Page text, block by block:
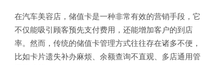
在汽车美容店，储值卡是一种非常有效的营销手段，它
不仅能吸引顾客预先支付费用，还能增加客户的到店
率。然而，传统的储值卡管理方式往往存在诸多不便，
比如卡片遗失补办麻烦、余额查询不直观、多店通用管